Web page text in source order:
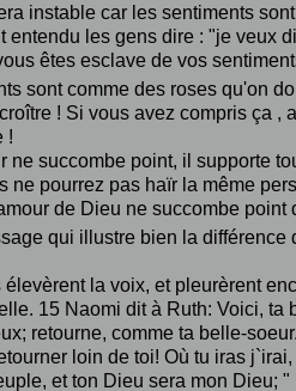
instable car les sentiments
entendu les gens dire : "je veux
êtes esclave de vos
sont comme des roses qu'on
! Si vous avez compris ça ,
!
ne succombe point, il supporte
ne pourrez pas haïr la même
de Dieu ne succombe point
qui illustre bien la
la voix, et pleurèrent
15 Naomi dit à Ruth: Voici,
retourne, comme ta belle-
loin de toi! Où tu iras
et ton Dieu sera mon Dieu; "